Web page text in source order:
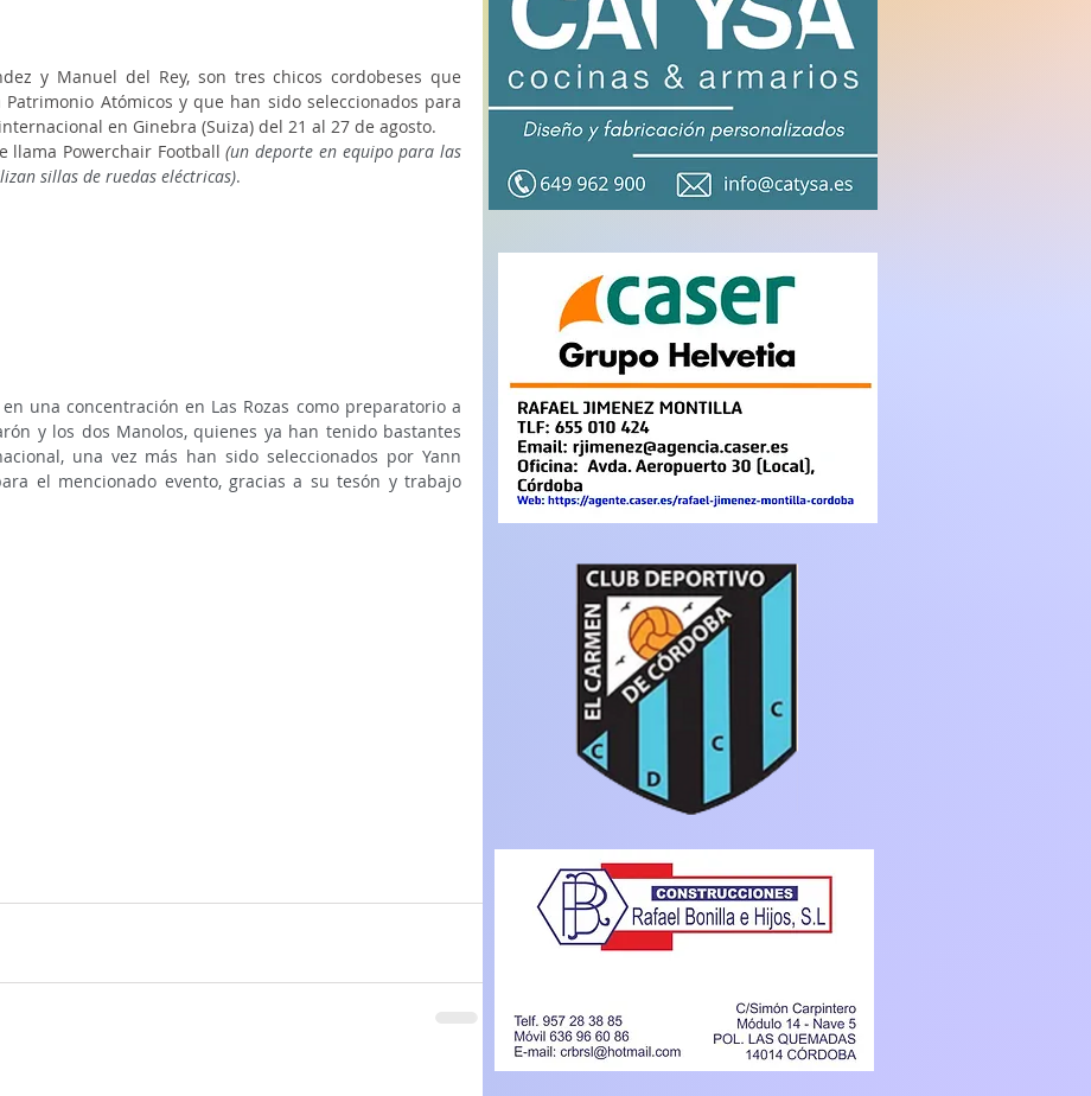
y Manuel del Rey, son tres chicos cordobeses que
Atómicos y que han sido seleccionados para
en Ginebra (Suiza) del 21 al 27 de agosto.
llama Powerchair Football (un deporte en equipo para las
sillas de ruedas eléctricas).
una concentración en Las Rozas como preparatorio a
y los dos Manolos, quienes ya han tenido bastantes
una vez más han sido seleccionados por Yann
el mencionado evento, gracias a su tesón y trabajo